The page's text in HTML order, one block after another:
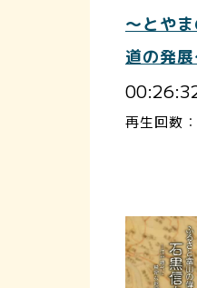
～とや
道の発
再生回数